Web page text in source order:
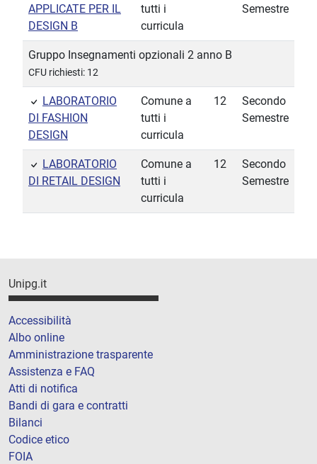
APPLICATE PER IL
DESIGN B
tutti i
curricula
Semestre
Gruppo Insegnamenti opzionali 2 anno B
CFU richiesti: 12
LABORATORIO
DI FASHION
DESIGN
Comune a
tutti i
curricula
12
Secondo
Semestre
LABORATORIO
DI RETAIL DESIGN
Comune a
tutti i
curricula
12
Secondo
Semestre
Unipg.it
Accessibilità
Albo online
Amministrazione trasparente
Assistenza e FAQ
Atti di notifica
Bandi di gara e contratti
Bilanci
Codice etico
FOIA